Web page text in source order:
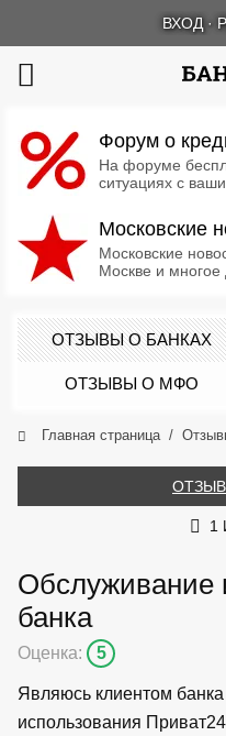
ВХОД ·
Форум о
На форуме
ситуациях с
Московские
Московские
Москве и многое
ОТЗЫВЫ О БАНКАХ
ОТЗЫВЫ О МФО
Главная страница
1
Обслуживание
банка
Оценка: 5
Являюсь клиентом банка
использования